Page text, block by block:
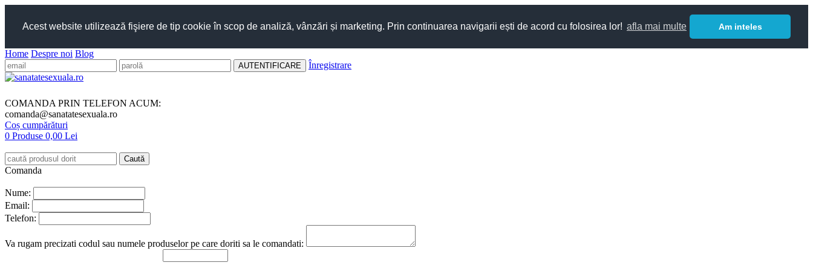
Acest website utilizează fişiere de tip cookie în scop de analiză, vânzări și marketing. Prin continuarea navigarii ești de acord cu folosirea lor! afla mai multe Am inteles
Home Despre noi Blog
Înregistrare
COMANDA PRIN TELEFON ACUM:
comanda@sanatatesexuala.ro
Coș cumpărături
0 Produse 0,00 Lei
Comanda
Nume:
Email:
Telefon:
Va rugam precizati codul sau numele produselor pe care doriti sa le comandati: